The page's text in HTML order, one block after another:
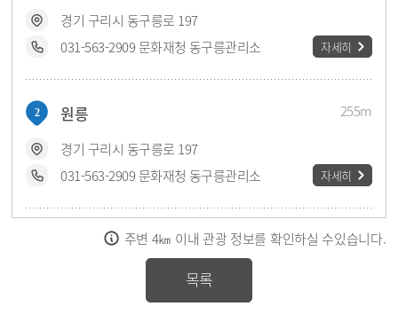
경기 구리시 동구릉로 197
031-563-2909 문화재청 동구릉관리소
자세히
2 원릉 255m
경기 구리시 동구릉로 197
031-563-2909 문화재청 동구릉관리소
자세히
구리 동구릉 목릉 정자각 297m
경기 구리시 동구릉로 197
031-563-2909 (문화재청 조선왕릉관리소 동부지구관리소)
주변 4㎞ 이내 관광 정보를 확인하실 수있습니다.
목록